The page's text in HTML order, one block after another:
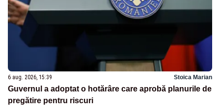
6 aug. 2026, 15:39 Stoica Marian
Guvernul a adoptat o hotărâre care aprobă planurile de
pregătire pentru riscuri